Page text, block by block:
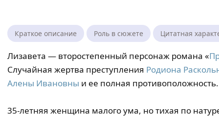
Краткое описание Роль в сюжете Цитатная
Лизавета — второстепенный персонаж романа «
Случайная жертва преступления Родиона
Алены Ивановны и ее полная противоположность.
35-летняя женщина малого ума, но тихая по